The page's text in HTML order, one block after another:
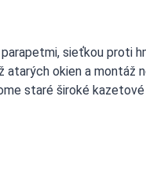
sieťkou proti
okien a montáž
staré široké kazetové